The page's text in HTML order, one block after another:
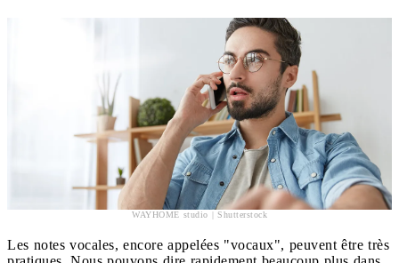
WAYHOME studio | Shutterstock
Les notes vocales, encore appelées "vocaux", peuvent être très